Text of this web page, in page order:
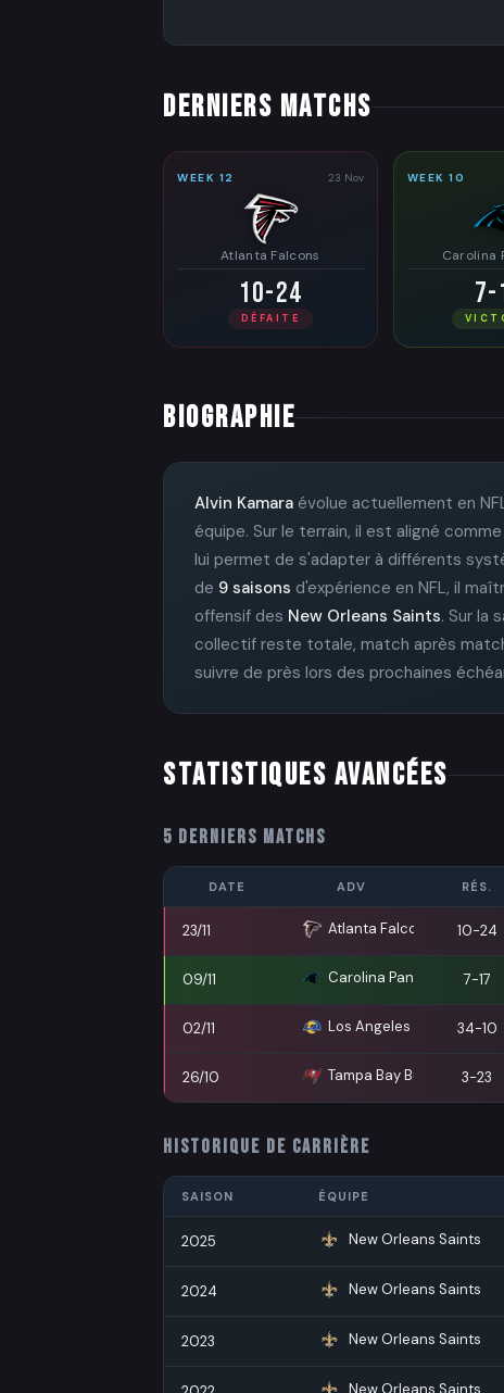
DERNIERS MATCHS
WEEK 12 23 Nov
Atlanta Falcons
10-24
DÉFAITE
WEEK 10
Carolina
7-
BIOGRAPHIE
Alvin Kamara évolue actuellement en
équipe. Sur le terrain, il est aligné
lui permet de s'adapter à différents
de 9 saisons d'expérience en NFL, il
offensif des New Orleans Saints. Sur la
collectif reste totale, match après
suivre de près lors des prochaines
STATISTIQUES AVANCÉES
5 DERNIERS MATCHS
DATE ADV RÉS.
23/11 Atlanta Falcons 10-24
09/11 Carolina Panthers 7-17
02/11 Los Angeles Rams 34-10
26/10 Tampa Bay Buccaneers
3-23
HISTORIQUE DE CARRIÈRE
SAISON ÉQUIPE
2025 New Orleans Saints
2024 New Orleans Saints
2023 New Orleans Saints
New Orleans Saints